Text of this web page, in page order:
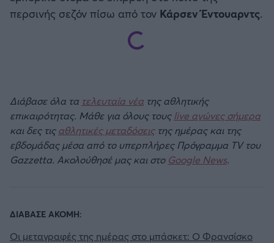
περσινής σεζόν πίσω από τον Κάρσεν Έντουαρντς.
Διάβασε όλα τα τελευταία νέα της αθλητικής
επικαιρότητας. Μάθε για όλους τους live αγώνες σήμερα
και δες τιςαθλητικές μεταδόσειςτης ημέρας και της
εβδομάδας μέσα από το υπερπλήρες Πρόγραμμα TV του
Gazzetta. Ακολούθησέ μας και στο Google News.
ΔΙΑΒΑΣΕ ΑΚΟΜΗ:
Οι μεταγραφές της ημέρας στο μπάσκετ: Ο Φρανσίσκο